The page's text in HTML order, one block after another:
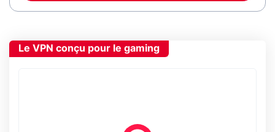
Le VPN conçu pour le gaming